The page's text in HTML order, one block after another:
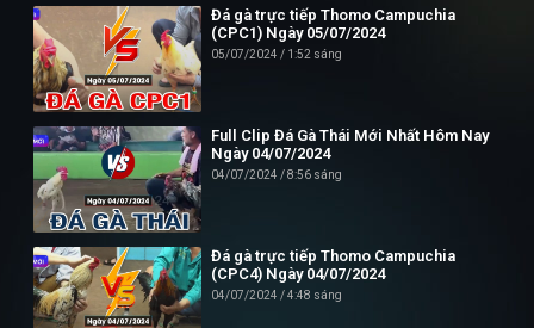
✪ Đừng quên Bấn vào đăng ký Dagatructiep.Tube để cập nhật
những Video đá gà trực tiếp - Đá gà Thomo - Đá gà Campuchia
mới nhất hôm nay!
--------------------------//----------------------
© Bản quyền thuộc về Dagatructiep.Tube
© Mọi thông tin bản quyền hay khiếu nại liên hệ :
info@dagatructiep.tube
Đá gà trực tiếp Thomo Campuchia
(CPC1) Ngày 05/07/2024
05/07/2024 1:52 sáng
Full Clip Đá Gà Thái Mới Nhất Hôm Nay
Ngày 04/07/2024
04/07/2024 8:56 sáng
Đá gà trực tiếp Thomo Campuchia
(CPC4) Ngày 04/07/2024
04/07/2024 4:48 sáng